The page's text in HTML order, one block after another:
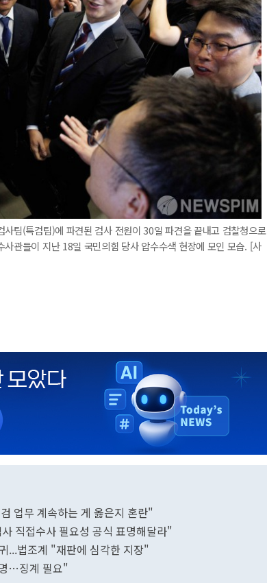
팀(특검팀)에 파견된 검사 전원이 30일 파견을 끝내고 검찰청으로
관들이 지난 18일 국민의힘 당사 압수수색 현장에 모인 모습. [사
업무 계속하는 게 옳은지 혼란"
직접수사 필요성 공식 표명해달라"
...법조계 "재판에 심각한 지장"
…징계 필요"